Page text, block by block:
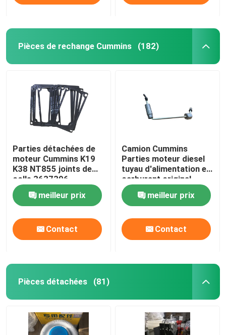
Pièces de rechange Cummins (182)
Parties détachées de
moteur Cummins K19
K38 NT855 joints de
colle 3637396
meilleur prix
Contact
Camion Cummins
Parties moteur diesel
tuyau d'alimentation en
carburant original
3696203
meilleur prix
Contact
Pièces détachées (81)